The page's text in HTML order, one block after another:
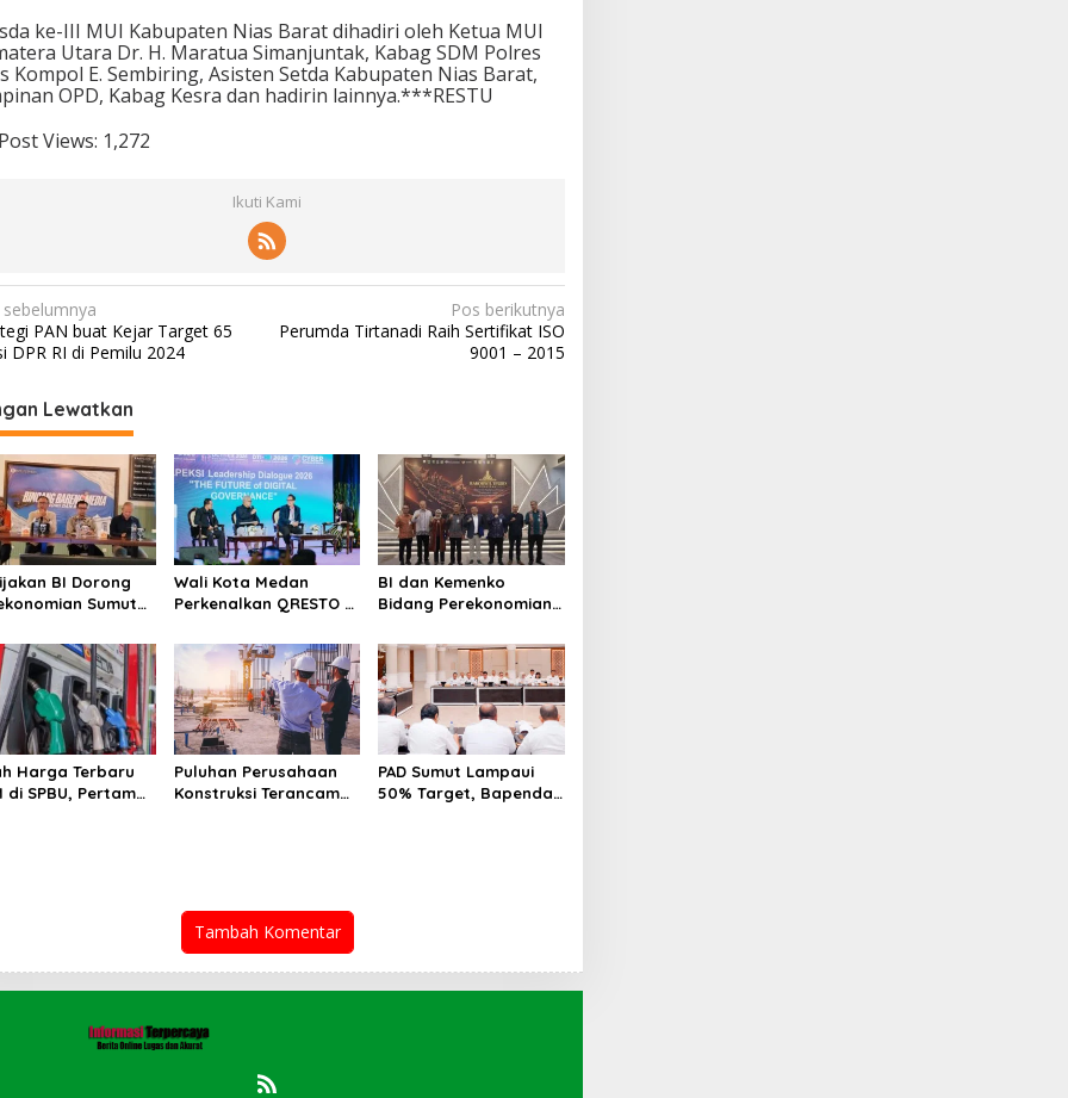
ke-III MUI Kabupaten Nias Barat dihadiri oleh Ketua MUI
Utara Dr. H. Maratua Simanjuntak, Kabag SDM Polres
Kompol E. Sembiring, Asisten Setda Kabupaten Nias Barat,
OPD, Kabag Kesra dan hadirin lainnya.***RESTU
Post Views: 1,272
Ikuti Kami
sebelumnya
PAN buat Kejar Target 65
DPR RI di Pemilu 2024
Pos berikutnya
Perumda Tirtanadi Raih Sertifikat ISO
9001 – 2015
Lewatkan
BI Dorong
Sumut
Wali Kota Medan
Perkenalkan QRESTO di
BI dan Kemenko
Bidang Perekonomian
Rakorwil TP2DD:
Akselerasi Digitalisasi
Sistem Pembayaran
untuk Peningkatan
PDRD di Sumatera
Harga Terbaru
di SPBU, Pertamax
Puluhan Perusahaan
Konstruksi Terancam
PAD Sumut Lampaui
50% Target, Bapenda
Tambah Komentar